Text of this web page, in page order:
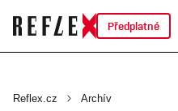
Předplatné
Reflex.cz Archív